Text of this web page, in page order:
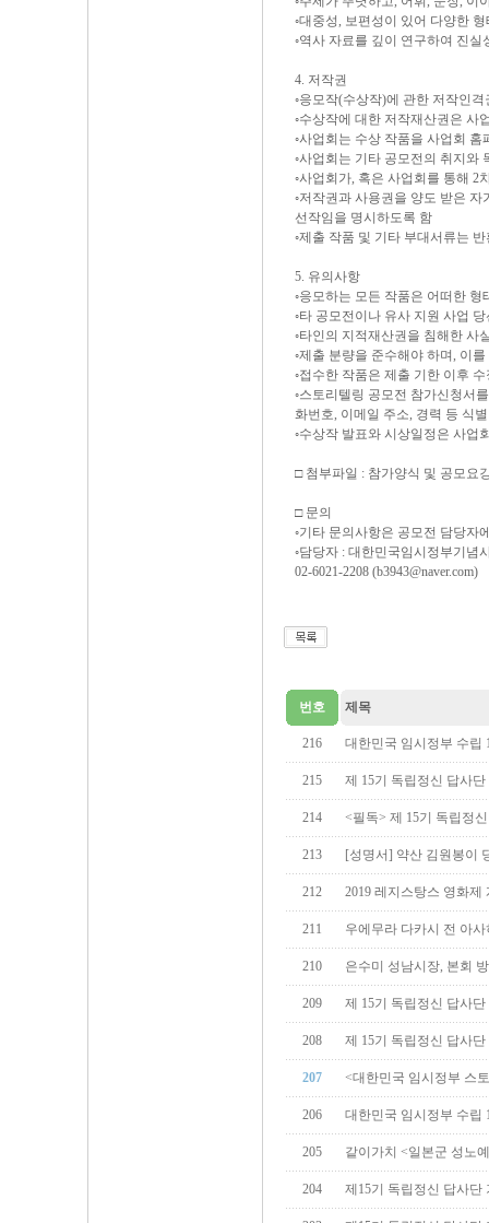
◦대중성, 보편성이 있어 다양한
◦역사 자료를 깊이 연구하여 진
4. 저작권
◦응모작(수상작)에 관한 저작인
◦수상작에 대한 저작재산권은 사
◦사업회는 수상 작품을 사업회
◦사업회는 기타 공모전의 취지와
◦사업회가, 혹은 사업회를 통해 2
◦저작권과 사용권을 양도 받은
선작임을 명시하도록 함
◦제출 작품 및 기타 부대서류는
5. 유의사항
◦응모하는 모든 작품은 어떠한 형
◦타 공모전이나 유사 지원 사업
◦타인의 지적재산권을 침해한 사
◦제출 분량을 준수해야 하며, 이
◦접수한 작품은 제출 기한 이후
◦스토리텔링 공모전 참가신청서
화번호, 이메일 주소, 경력 등 식
◦수상작 발표와 시상일정은 사업
□ 첨부파일 : 참가양식 및 공모요
□ 문의
◦기타 문의사항은 공모전 담당자
◦담당자 : 대한민국임시정부기념
02-6021-2208 (b3943@naver.com)
번호 제목
216 대한민국 임시정부 수
215 제 15기 독립정신 답사
214 <필독> 제 15기 독립정
213 [성명서] 약산 김원봉이
212 2019 레지스탕스 영화제
211 우에무라 다카시 전 아
210 은수미 성남시장, 본회
209 제 15기 독립정신 답사
208 제 15기 독립정신 답사
207 <대한민국 임시정부 스
206 대한민국 임시정부 수
205 같이가치 <일본군 성노
204 제15기 독립정신 답사